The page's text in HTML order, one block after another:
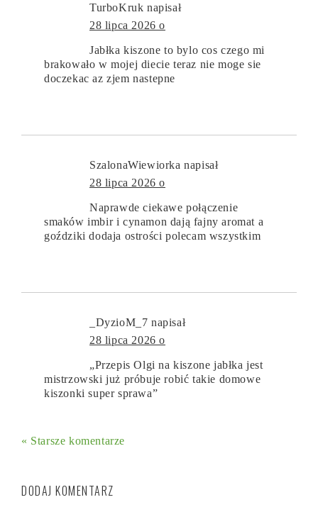
TurboKruk napisał
28 lipca 2026 o
Jabłka kiszone to bylo cos czego mi
brakowało w mojej diecie teraz nie moge sie
doczekac az zjem nastepne
SzalonaWiewiorka napisał
28 lipca 2026 o
Naprawde ciekawe połączenie
smaków imbir i cynamon dają fajny aromat a
goździki dodaja ostrości polecam wszystkim
_DyzioM_7 napisał
28 lipca 2026 o
„Przepis Olgi na kiszone jabłka jest
mistrzowski już próbuje robić takie domowe
kiszonki super sprawa”
« Starsze komentarze
DODAJ KOMENTARZ